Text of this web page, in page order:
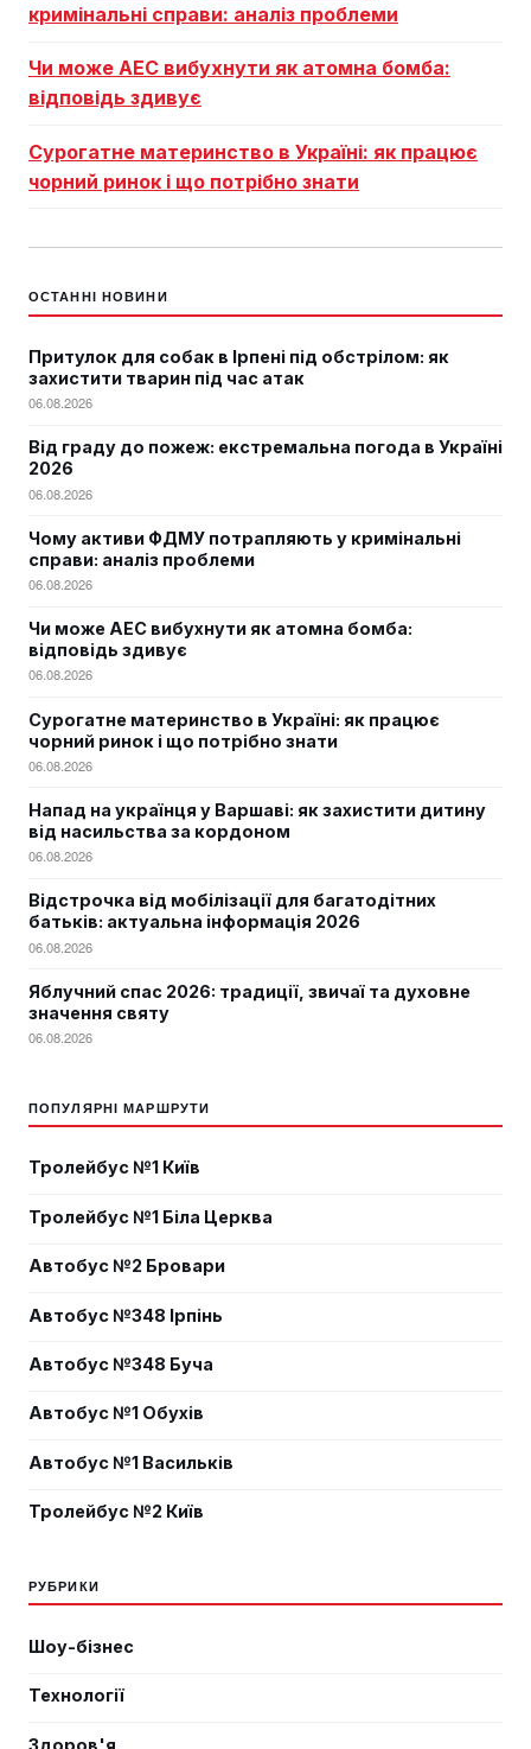
кримінальні справи: аналіз проблеми
Чи може АЕС вибухнути як атомна бомба:
відповідь здивує
Сурогатне материнство в Україні: як працює
чорний ринок і що потрібно знати
ОСТАННІ НОВИНИ
Притулок для собак в Ірпені під обстрілом: як
захистити тварин під час атак
06.08.2026
Від граду до пожеж: екстремальна погода в Україні
2026
06.08.2026
Чому активи ФДМУ потрапляють у кримінальні
справи: аналіз проблеми
06.08.2026
Чи може АЕС вибухнути як атомна бомба:
відповідь здивує
06.08.2026
Сурогатне материнство в Україні: як працює
чорний ринок і що потрібно знати
06.08.2026
Напад на українця у Варшаві: як захистити дитину
від насильства за кордоном
06.08.2026
Відстрочка від мобілізації для багатодітних
батьків: актуальна інформація 2026
06.08.2026
Яблучний спас 2026: традиції, звичаї та духовне
значення святу
06.08.2026
ПОПУЛЯРНІ МАРШРУТИ
Тролейбус №1 Київ
Тролейбус №1 Біла Церква
Автобус №2 Бровари
Автобус №348 Ірпінь
Автобус №348 Буча
Автобус №1 Обухів
Автобус №1 Васильків
Тролейбус №2 Київ
РУБРИКИ
Шоу-бізнес
Технології
Здоров'я